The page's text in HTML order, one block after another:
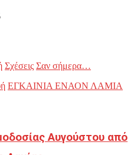
Σχέσεις Σαν σήμερα…
ΕΓΚΑΙΝΙΑ ΕΝΑΟΝ ΛΑΜΙΑ
Αυγούστου από